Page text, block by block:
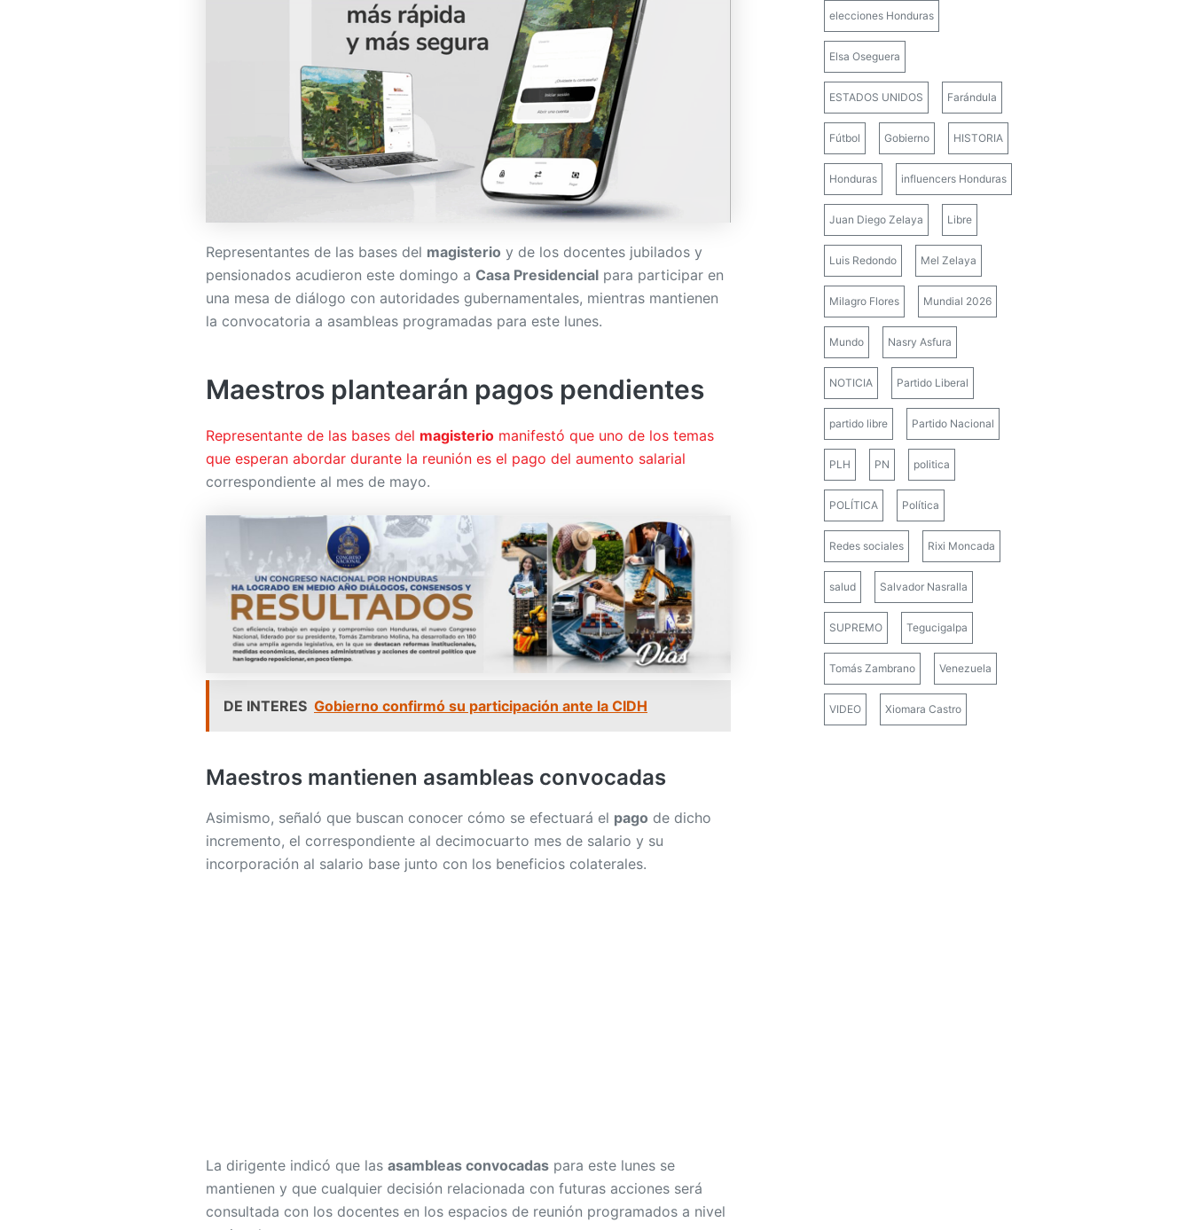
Representantes de las bases del magisterio y de los docentes jubilados y
pensionados acudieron este domingo a Casa Presidencial para participar en
una mesa de diálogo con autoridades gubernamentales, mientras mantienen
la convocatoria a asambleas programadas para este lunes.
Maestros plantearán pagos pendientes
Representante de las bases del magisterio manifestó que uno de los temas
que esperan abordar durante la reunión es el pago del aumento salarial
correspondiente al mes de mayo.
DE INTERES Gobierno confirmó su participación ante la CIDH
Maestros mantienen asambleas convocadas
Asimismo, señaló que buscan conocer cómo se efectuará el pago de dicho
incremento, el correspondiente al decimocuarto mes de salario y su
incorporación al salario base junto con los beneficios colaterales.
La dirigente indicó que las asambleas convocadas para este lunes se
mantienen y que cualquier decisión relacionada con futuras acciones será
consultada con los docentes en los espacios de reunión programados a nivel
elecciones Honduras
Elsa Oseguera
ESTADOS UNIDOS Farándula
Fútbol Gobierno HISTORIA
Honduras influencers Honduras
Juan Diego Zelaya Libre
Luis Redondo Mel Zelaya
Milagro Flores Mundial 2026
Mundo Nasry Asfura
NOTICIA Partido Liberal
partido libre Partido Nacional
PLH PN politica
POLÍTICA Política
Redes sociales Rixi Moncada
salud Salvador Nasralla
SUPREMO Tegucigalpa
Tomás Zambrano Venezuela
VIDEO Xiomara Castro